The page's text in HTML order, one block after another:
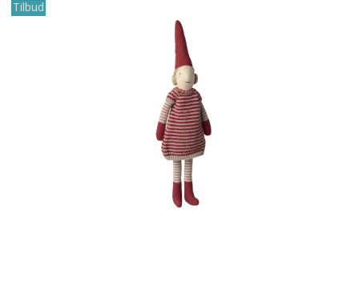
Tilbud